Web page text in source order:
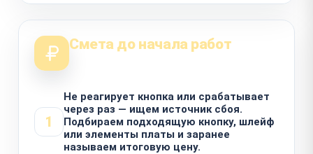
Смета до начала работ
1
Не реагирует кнопка или срабатывает
через раз — ищем источник сбоя.
Подбираем подходящую кнопку, шлейф
или элементы платы и заранее
называем итоговую цену.